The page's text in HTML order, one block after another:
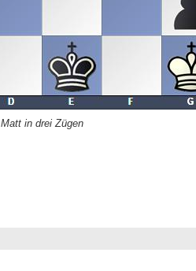
Matt in drei Zügen